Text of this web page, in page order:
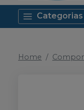
Categorias
Home